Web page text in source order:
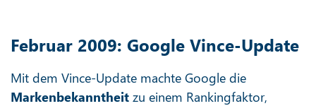
Februar 2009: Google Vince-Update
Mit dem Vince-Update machte Google die
Markenbekanntheit zu einem Rankingfaktor,